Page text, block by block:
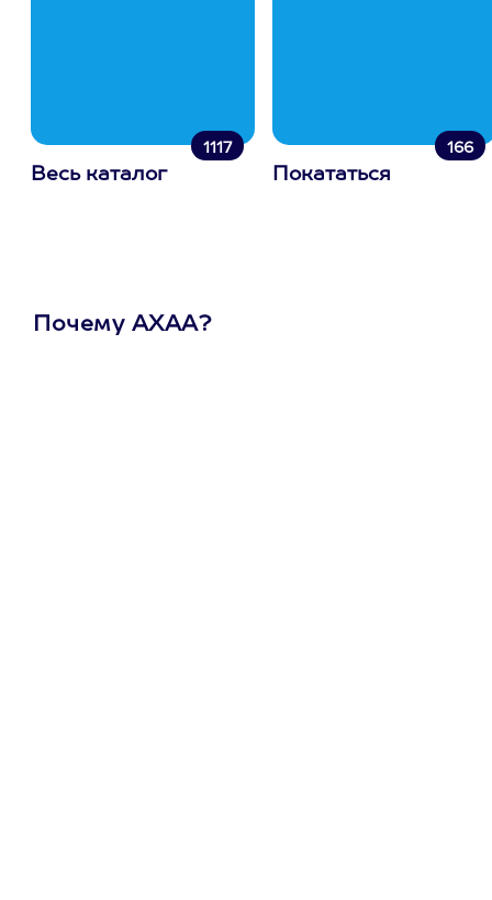
1117
Весь каталог
166
Покататься
Почему АХАА?